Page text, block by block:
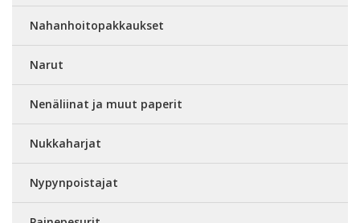
Nahanhoitopakkaukset
Narut
Nenäliinat ja muut paperit
Nukkaharjat
Nypynpoistajat